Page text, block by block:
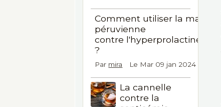
Comment utiliser la maca
péruvienne
contre l'hyperprolactinémie
?
Par mira Le Mar 09 jan 2024
La cannelle
contre la